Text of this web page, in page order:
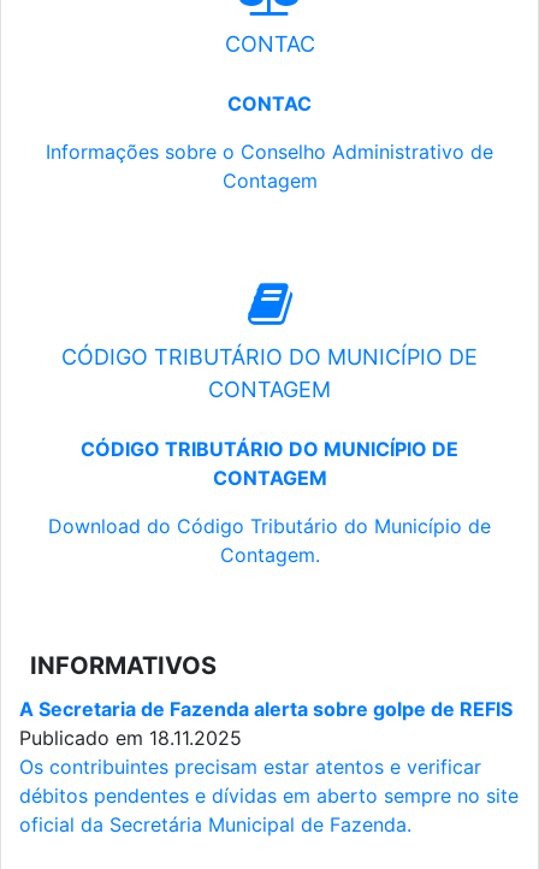
CONTAC
CONTAC
Informações sobre o Conselho Administrativo de
Contagem
CÓDIGO TRIBUTÁRIO DO MUNICÍPIO DE
CONTAGEM
CÓDIGO TRIBUTÁRIO DO MUNICÍPIO DE
CONTAGEM
Download do Código Tributário do Município de
Contagem.
INFORMATIVOS
A Secretaria de Fazenda alerta sobre golpe de REFIS
Publicado em 18.11.2025
Os contribuintes precisam estar atentos e verificar
débitos pendentes e dívidas em aberto sempre no site
oficial da Secretária Municipal de Fazenda.